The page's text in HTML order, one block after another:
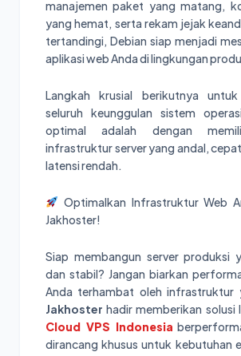
manajemen paket yang matang,
yang hemat, serta rekam jejak
tertandingi, Debian siap menjadi
aplikasi web Anda di lingkungan
Langkah krusial berikutnya untuk
seluruh keunggulan sistem
optimal adalah dengan
infrastruktur server yang andal,
latensi rendah.
Optimalkan Infrastruktur Web
Jakhoster!
Siap membangun server produksi
dan stabil? Jangan biarkan
Anda terhambat oleh infrastruktur
Jakhoster hadir memberikan solusi
Cloud VPS Indonesia
dirancang khusus untuk kebutuhan